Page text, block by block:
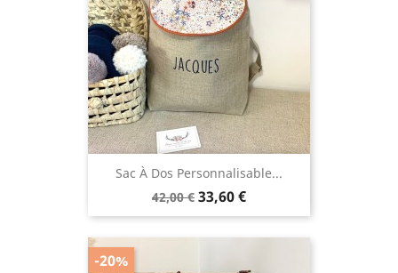
Sac À Dos Personnalisable...
Prix
de
42,00 € Prix
33,60 €
-20%